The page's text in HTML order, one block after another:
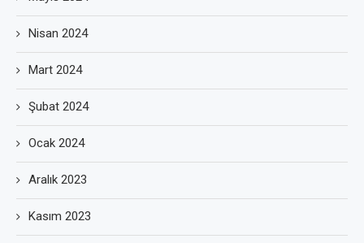
Nisan 2024
Mart 2024
Şubat 2024
Ocak 2024
Aralık 2023
Kasım 2023